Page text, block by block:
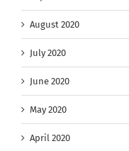
August 2020
July 2020
June 2020
May 2020
April 2020